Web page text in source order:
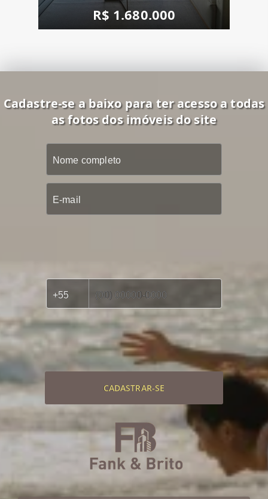
R$ 1.680.000
Cadastre-se a baixo para ter acesso a todas
as fotos dos imóveis do site
CADASTRAR-SE